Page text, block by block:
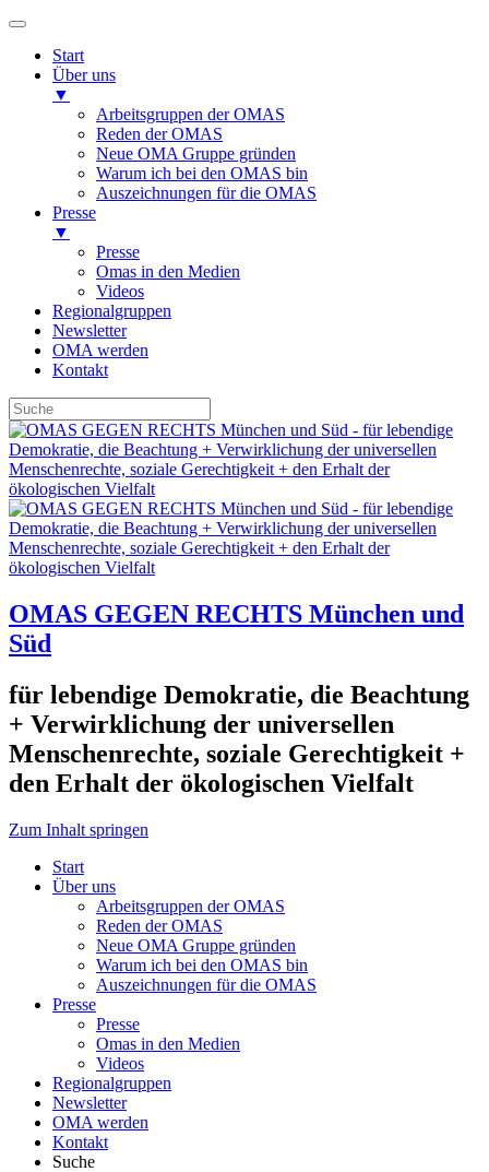
Start
Über uns
▼
Arbeitsgruppen der OMAS
Reden der OMAS
Neue OMA Gruppe gründen
Warum ich bei den OMAS bin
Auszeichnungen für die OMAS
Presse
▼
Presse
Omas in den Medien
Videos
Regionalgruppen
Newsletter
OMA werden
Kontakt
OMAS GEGEN RECHTS München und
Süd
für lebendige Demokratie, die Beachtung
+ Verwirklichung der universellen
Menschenrechte, soziale Gerechtigkeit +
den Erhalt der ökologischen Vielfalt
Zum Inhalt springen
Start
Über uns
Arbeitsgruppen der OMAS
Reden der OMAS
Neue OMA Gruppe gründen
Warum ich bei den OMAS bin
Auszeichnungen für die OMAS
Presse
Presse
Omas in den Medien
Videos
Regionalgruppen
Newsletter
OMA werden
Kontakt
Suche